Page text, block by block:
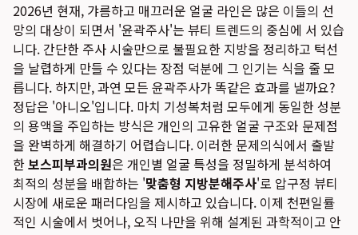
2026년 현재, 갸름하고 매끄러운 얼굴 라인은 많은 이들의 선
망의 대상이 되면서 '윤곽주사'는 뷰티 트렌드의 중심에 서 있습
니다. 간단한 주사 시술만으로 불필요한 지방을 정리하고 턱선
을 날렵하게 만들 수 있다는 장점 덕분에 그 인기는 식을 줄 모
릅니다. 하지만, 과연 모든 윤곽주사가 똑같은 효과를 낼까요?
정답은 '아니오'입니다. 마치 기성복처럼 모두에게 동일한 성분
의 용액을 주입하는 방식은 개인의 고유한 얼굴 구조와 문제점
을 완벽하게 해결하기 어렵습니다. 이러한 문제의식에서 출발
한보스피부과의원은 개인별 얼굴 특성을 정밀하게 분석하여
최적의 성분을 배합하는 '맞춤형 지방분해주사'로 압구정 뷰티
시장에 새로운 패러다임을 제시하고 있습니다. 이제 천편일률
적인 시술에서 벗어나, 오직 나만을 위해 설계된 과학적이고 안